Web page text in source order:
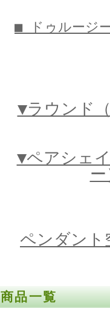
■ ドゥルージ
▼ラウンド
▼ペアシェ
ペンダント
商品一覧